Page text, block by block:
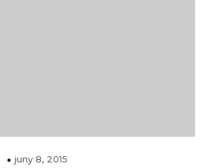
juny 8, 2015